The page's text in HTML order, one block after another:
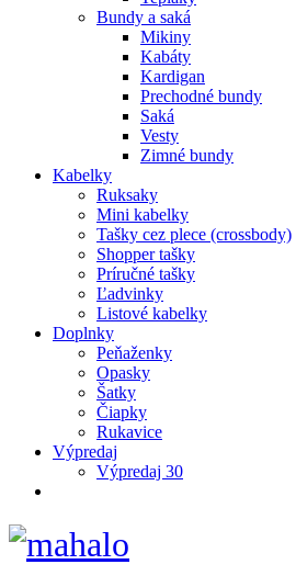
Bundy a saká
Mikiny
Kabáty
Kardigan
Prechodné bundy
Saká
Vesty
Zimné bundy
Kabelky
Ruksaky
Mini kabelky
Tašky cez plece (crossbody)
Shopper tašky
Príručné tašky
Ľadvinky
Listové kabelky
Doplnky
Peňaženky
Opasky
Šatky
Čiapky
Rukavice
Výpredaj
Výpredaj 30